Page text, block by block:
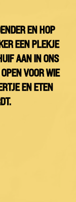
EN HOP
EEN PLEKJE
AAN IN ONS
VOOR WIE
EN ETEN